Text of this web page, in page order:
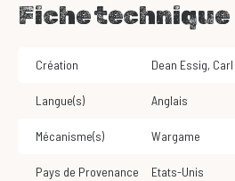
Fiche technique
Création Dean Essig,
Langue(s) Anglais
Mécanisme(s) Wargame
Pays de Provenance Etats-Unis